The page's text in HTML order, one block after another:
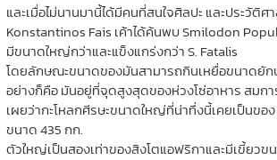
และเมื่อไม่นานมานี้ได้มีคนที่สนใจศิลปะ และประวัติศ
Konstantinos Fais เค้าได้ค้นพบ Smilodon
มีขนาดใหญ่กว่าและแข็งแกร่งกว่า S. Fatalis
โดยลักษณะขนาดของมันสามารถกินเหยื่อขนาดยั
อย่างก็คือ มันอยู่ที่จุดสูงสุดของห่วงโซ่อาหาร สมก
เผยว่ากะโหลกศีรษะขนาดใหญ่ที่น่าทึ่งนี้เคยเป็นขอ
ขนาด 435 กก.
ตัวใหญ่เป็นสองเท่าของสิงโตแอฟริกาและมีเขี้ยวข